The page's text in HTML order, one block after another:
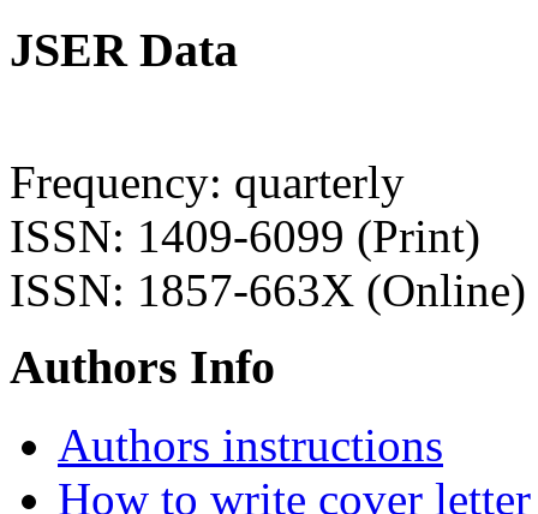
JSER Data
Frequency: quarterly
ISSN: 1409-6099 (Print)
ISSN: 1857-663X (Online)
Authors Info
Authors instructions
How to write cover letter